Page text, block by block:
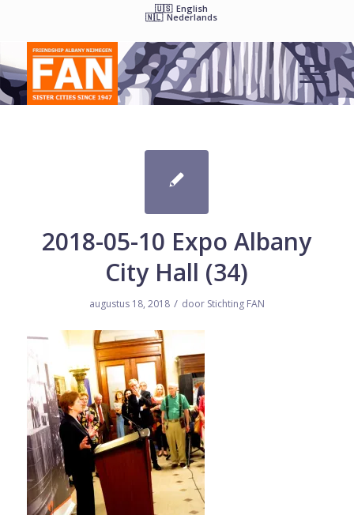
English
Nederlands
2018-05-10 Expo Albany
City Hall (34)
augustus 18, 2018 / door Stichting FAN